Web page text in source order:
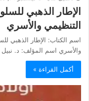
التنظيمي والأسري
والأسري اسم المؤلف: د.
أكمل القراءة »